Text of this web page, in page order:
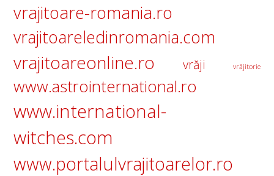
vrajitoare-romania.ro
vrajitoareledinromania.com
vrajitoareonline.ro vrăji vrăjitorie
www.astrointernational.ro
www.international-
witches.com
www.portalulvrajitoarelor.ro